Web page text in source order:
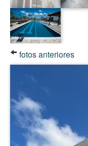
fotos anteriores